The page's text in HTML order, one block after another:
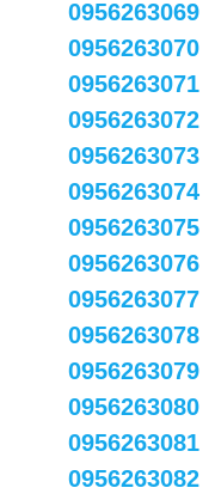
0956263069
0956263070
0956263071
0956263072
0956263073
0956263074
0956263075
0956263076
0956263077
0956263078
0956263079
0956263080
0956263081
0956263082